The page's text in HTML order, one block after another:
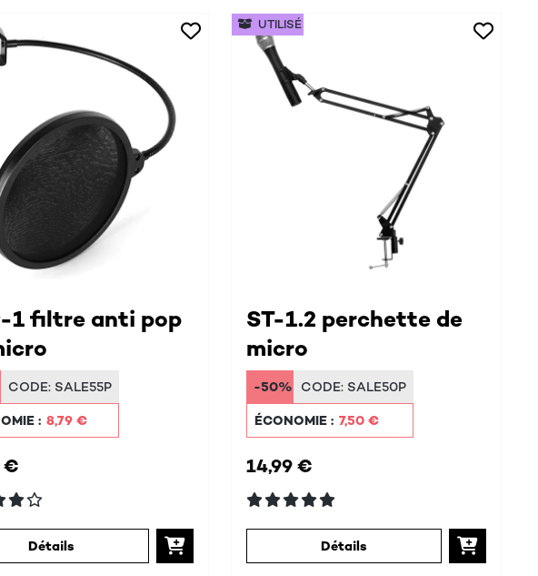
1 filtre anti pop
CODE: SALE55P
: 8,79 €
€
Détails
ST-1.2 perchette de
micro
-50% CODE: SALE50P
ÉCONOMIE : 7,50 €
14,99 €
Détails
UTILISÉ